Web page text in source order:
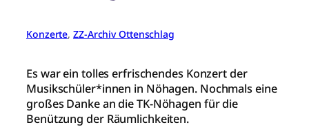
Konzerte, ZZ-Archiv Ottenschlag
Es war ein tolles erfrischendes Konzert der
Musikschüler*innen in Nöhagen. Nochmals eine
großes Danke an die TK-Nöhagen für die
Benützung der Räumlichkeiten.